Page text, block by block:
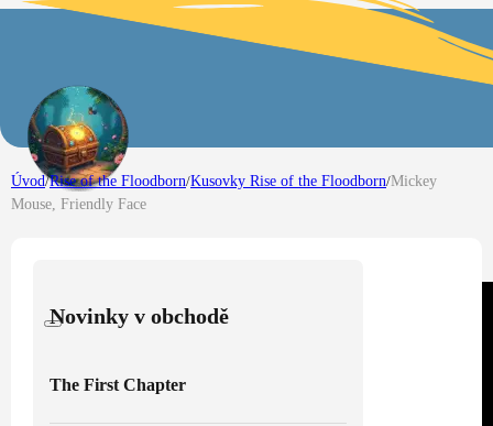
Úvod/Rise of the Floodborn/Kusovky Rise of the Floodborn/Mickey
Mouse, Friendly Face
Novinky v obchodě
The First Chapter